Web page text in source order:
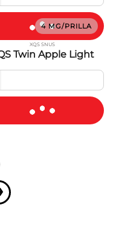
4 MG/PRILLA
XQS SNUS
Twin Apple Light